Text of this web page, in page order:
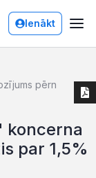
Ienākt
pērn
koncerna
par 1,5%